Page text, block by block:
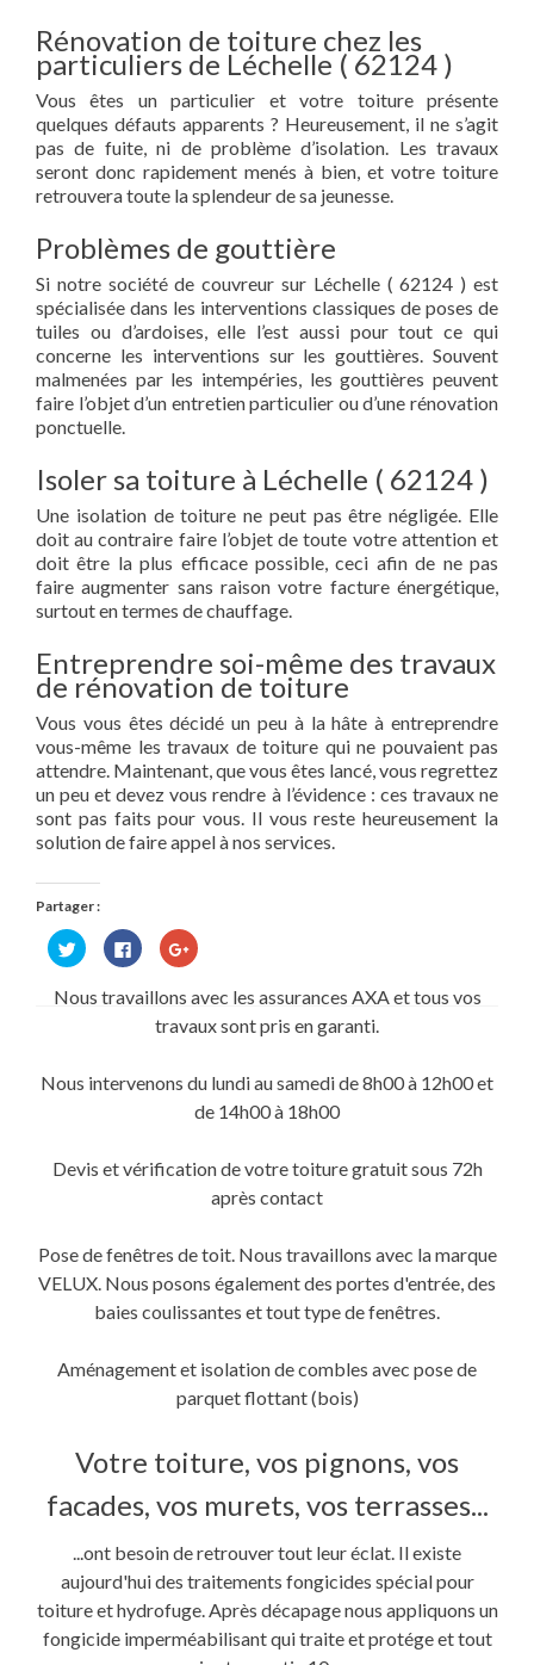
Rénovation de toiture chez les
particuliers de Léchelle ( 62124 )
Vous êtes un particulier et votre toiture présente
quelques défauts apparents ? Heureusement, il ne s’agit
pas de fuite, ni de problème d’isolation. Les travaux
seront donc rapidement menés à bien, et votre toiture
retrouvera toute la splendeur de sa jeunesse.
Problèmes de gouttière
Si notre société de couvreur sur Léchelle ( 62124 ) est
spécialisée dans les interventions classiques de poses de
tuiles ou d’ardoises, elle l’est aussi pour tout ce qui
concerne les interventions sur les gouttières. Souvent
malmenées par les intempéries, les gouttières peuvent
faire l’objet d’un entretien particulier ou d’une rénovation
ponctuelle.
Isoler sa toiture à Léchelle ( 62124 )
Une isolation de toiture ne peut pas être négligée. Elle
doit au contraire faire l’objet de toute votre attention et
doit être la plus efficace possible, ceci afin de ne pas
faire augmenter sans raison votre facture énergétique,
surtout en termes de chauffage.
Entreprendre soi-même des travaux
de rénovation de toiture
Vous vous êtes décidé un peu à la hâte à entreprendre
vous-même les travaux de toiture qui ne pouvaient pas
attendre. Maintenant, que vous êtes lancé, vous regrettez
un peu et devez vous rendre à l’évidence : ces travaux ne
sont pas faits pour vous. Il vous reste heureusement la
solution de faire appel à nos services.
Partager :
Cliquez
pour
partager
Twitter(ouvre
Cliquez
pour
partager
sur
Facebook(ouvre
dans
une
Cliquez
pour
Google+
dans
fenêtre)
Nous travaillons avec les assurances AXA et tous vos
travaux sont pris en garanti.
Nous intervenons du lundi au samedi de 8h00 à 12h00 et
de 14h00 à 18h00
Devis et vérification de votre toiture gratuit sous 72h
après contact
Pose de fenêtres de toit. Nous travaillons avec la marque
VELUX. Nous posons également des portes d'entrée, des
baies coulissantes et tout type de fenêtres.
Aménagement et isolation de combles avec pose de
parquet flottant (bois)
Votre toiture, vos pignons, vos
facades, vos murets, vos terrasses...
...ont besoin de retrouver tout leur éclat. Il existe
aujourd'hui des traitements fongicides spécial pour
toiture et hydrofuge. Après décapage nous appliquons un
fongicide imperméabilisant qui traite et protége et tout